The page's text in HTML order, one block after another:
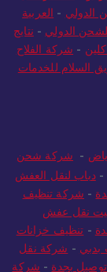
- الساهر لنقل
الدولي -
العربية
للشحن الدولي - نتايج
كلين -شركة الفلاح
-
شركة شحن
- دباب لنقل العفش
-شركة تنظيف
نقل عفش
تنظيف خزانات
بدبي
شركة نقل